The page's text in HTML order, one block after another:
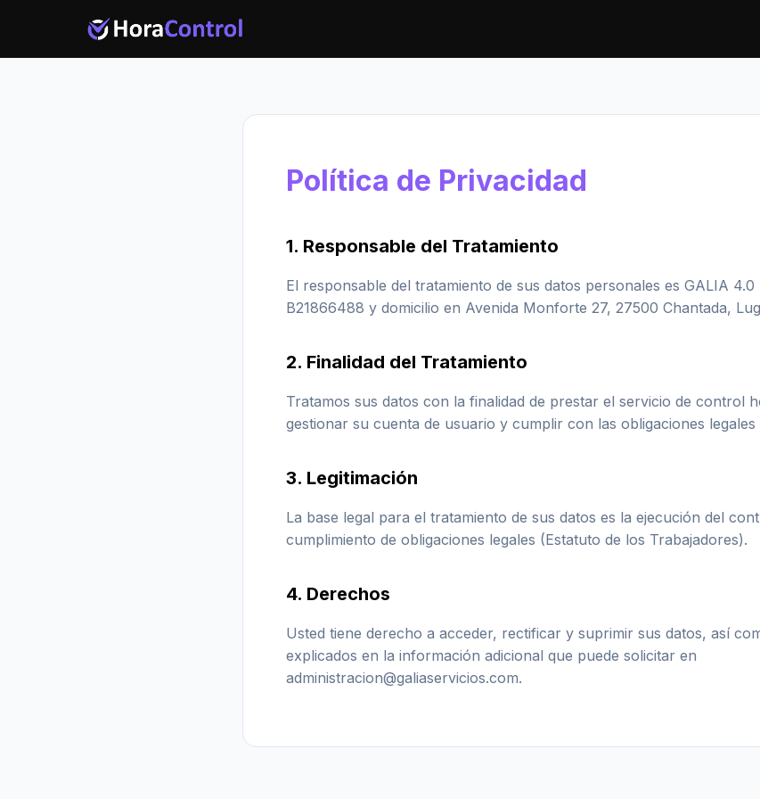
Política de Privacidad
1. Responsable del Tratamiento
El responsable del tratamiento de sus datos personales es GALIA
B21866488 y domicilio en Avenida Monforte 27, 27500 Chantada,
2. Finalidad del Tratamiento
Tratamos sus datos con la finalidad de prestar el servicio de control
gestionar su cuenta de usuario y cumplir con las obligaciones
3. Legitimación
La base legal para el tratamiento de sus datos es la ejecución del
cumplimiento de obligaciones legales (Estatuto de los Trabajadores).
4. Derechos
Usted tiene derecho a acceder, rectificar y suprimir sus datos, así
explicados en la información adicional que puede solicitar en
administracion@galiaservicios.com.